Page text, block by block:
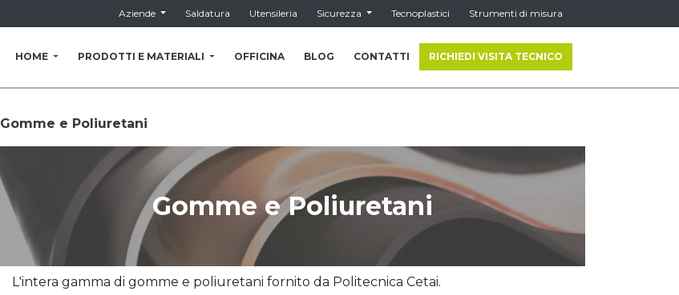
Aziende Saldatura Utensileria Sicurezza Tecnoplastici Strumenti di misura
HOME PRODOTTI E MATERIALI OFFICINA BLOG CONTATTI RICHIEDI VISITA TECNICO
Gomme e Poliuretani
Gomme e Poliuretani
L'intera gamma di gomme e poliuretani fornito da Politecnica Cetai.